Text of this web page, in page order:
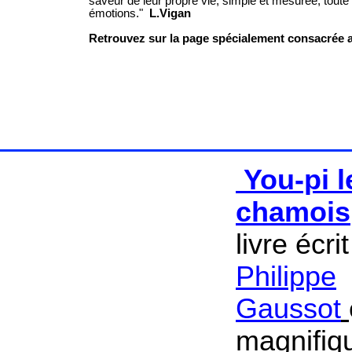
émotions."
L.Vigan
Retrouvez sur la page spécialement consacrée
You-pi
chamois
livre
Philippe
Gaussot